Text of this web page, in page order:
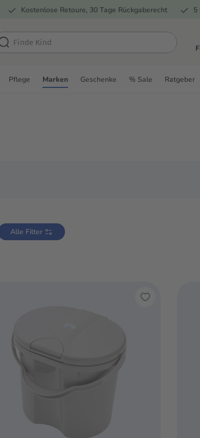
Kostenlose Retoure, 30 Tage Rückgaberecht 5
Pflege Marken Geschenke % Sale Ratgeber
Du kannst mit der Tab-Taste zwischen den Filtern
Alle Filter